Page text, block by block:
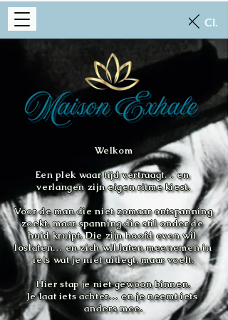
Close
Welkom
Een plek waar tijd vertraagt… en
verlangen zijn eigen ritme kiest.
Voor de man die niet zomaar ontspanning
zoekt, maar spanning die stil onder de
huid kruipt. Die zijn hoofd even wil
loslaten… en zich wil laten meenemen in
iets wat je niet uitlegt, maar voelt.
Hier stap je niet gewoon binnen.
Je laat iets achter… en je neemt iets
anders mee.